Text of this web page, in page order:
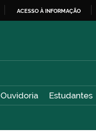
ACESSO À INFORMAÇÃO
Ouvidoria Estudantes